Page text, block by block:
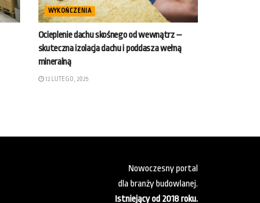
WYKOŃCZENIA
Ocieplenie dachu skośnego od wewnątrz –
skuteczna izolacja dachu i poddasza wełną
mineralną
12 LUTEGO, 2025
Nowoczesny portal
dla branży budowlanej.
Istniejący od 2018 roku.